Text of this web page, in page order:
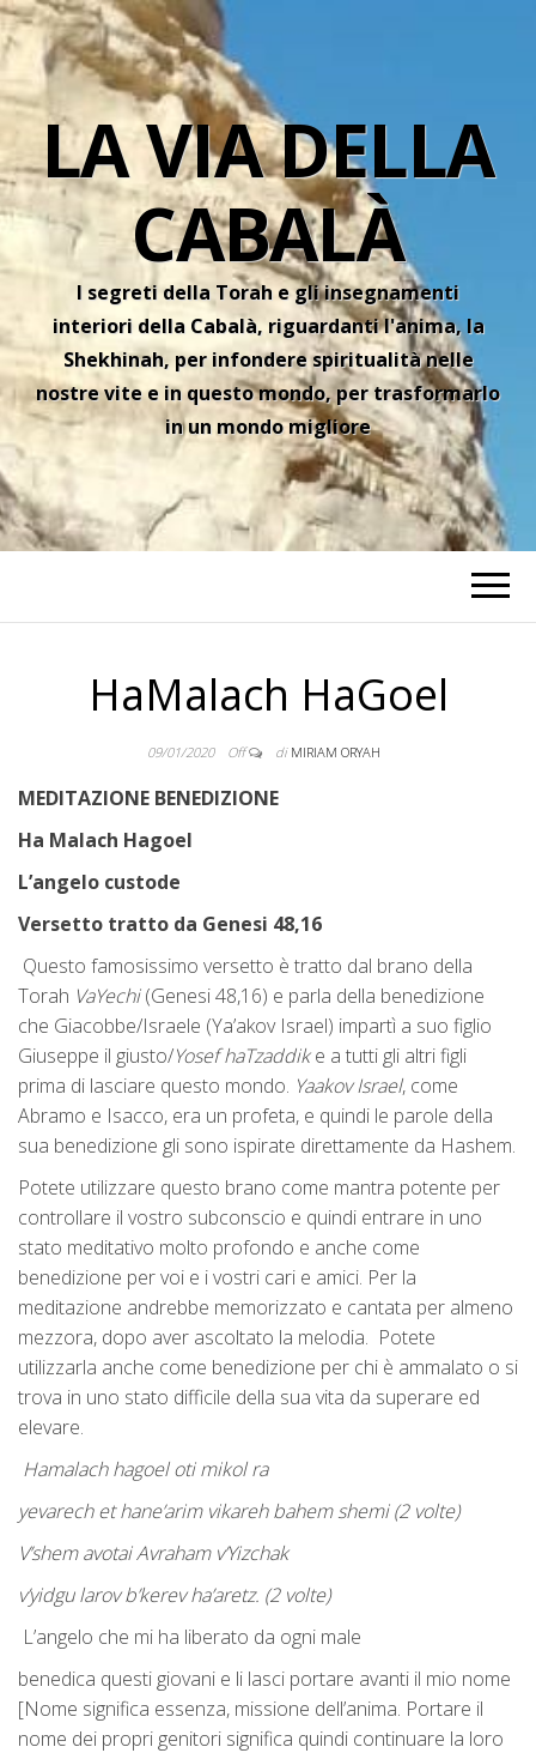
LA VIA DELLA
CABALÀ
I segreti della Torah e gli insegnamenti
interiori della Cabalà, riguardanti l'anima, la
Shekhinah, per infondere spiritualità nelle
nostre vite e in questo mondo, per trasformarlo
in un mondo migliore
HaMalach HaGoel
09/01/2020 Off di MIRIAM ORYAH
MEDITAZIONE BENEDIZIONE
Ha Malach Hagoel
L’angelo custode
Versetto tratto da Genesi 48,16
Questo famosissimo versetto è tratto dal brano della
Torah VaYechi(Genesi 48,16) e parla della benedizione
che Giacobbe/Israele (Ya’akov Israel) impartì a suo figlio
Giuseppe il giusto/Yosef haTzaddike a tutti gli altri figli
prima di lasciare questo mondo. Yaakov Israel, come
Abramo e Isacco, era un profeta, e quindi le parole della
sua benedizione gli sono ispirate direttamente da Hashem.
Potete utilizzare questo brano come mantra potente per
controllare il vostro subconscio e quindi entrare in uno
stato meditativo molto profondo e anche come
benedizione per voi e i vostri cari e amici. Per la
meditazione andrebbe memorizzato e cantata per almeno
mezzora, dopo aver ascoltato la melodia. Potete
utilizzarla anche come benedizione per chi è ammalato o si
trova in uno stato difficile della sua vita da superare ed
elevare.
Hamalach hagoel oti mikol ra
yevarech et hane’arim vikareh bahem shemi (2 volte)
V’shem avotai Avraham v’Yizchak
v’yidgu larov b’kerev ha’aretz. (2 volte)
L’angelo che mi ha liberato da ogni male
benedica questi giovani e li lasci portare avanti il mio nome
[Nome significa essenza, missione dell’anima. Portare il
nome dei propri genitori significa quindi continuare la loro